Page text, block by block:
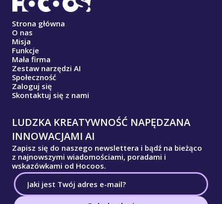
Strona główna
O nas
Misja
Funkcje
Mała firma
Zestaw narzędzi AI
Społeczność
Zaloguj się
Skontaktuj się z nami
LUDZKA KREATYWNOŚĆ NAPĘDZANA
INNOWACJAMI AI
Zapisz się do naszego newslettera i bądź na bieżąco
z najnowszymi wiadomościami, poradami i
wskazówkami od Hocoos.